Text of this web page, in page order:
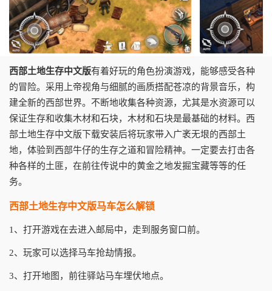
西部土地生存中文版有着好玩的角色扮演游戏，能够感受各种
的冒险。采用上帝视角与细腻的画质搭配苍凉的背景音乐，构
建全新的西部世界。不断地收集各种资源，尤其是水资源可以
保证生存和收集木材和石块，木材和石块是最基础的材料。西
部土地生存中文版下载安装后将玩家带入广袤无垠的西部土
地，体验到西部牛仔的生存之道和冒险精神。一定要去打击各
种各样的土匪，在前往传说中的黄金之地发掘宝藏等等的任
务。
西部土地生存中文版马车怎么解锁
1、打开游戏在去进入邮局中，走到服务窗口前。
2、玩家可以选择马车抢劫情报。
3、打开地图，前往驿站马车埋伏地点。